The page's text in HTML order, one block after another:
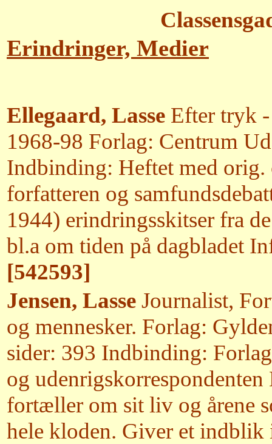
Erindringer, Medier
Ellegaard, Lasse Efter tryk
1968-98 Forlag: Centrum
Indbinding: Heftet med orig.
forfatteren og
1944) erindringsskitser fra
bl.a om tiden på dagbladet
[542593]
Jensen, Lasse Journalist,
og mennesker. Forlag:
sider: 393 Indbinding:
og udenrigskorrespondenten
fortæller om sit liv og årene
hele kloden. Giver et indblik